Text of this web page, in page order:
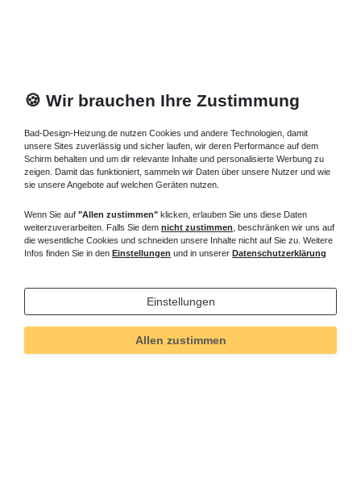
🍪 Wir brauchen Ihre Zustimmung
Bad-Design-Heizung.de nutzen Cookies und andere Technologien, damit
unsere Sites zuverlässig und sicher laufen, wir deren Performance auf dem
Schirm behalten und um dir relevante Inhalte und personalisierte Werbung zu
zeigen. Damit das funktioniert, sammeln wir Daten über unsere Nutzer und wie
sie unsere Angebote auf welchen Geräten nutzen.
Wenn Sie auf "Allen zustimmen" klicken, erlauben Sie uns diese Daten
weiterzuverarbeiten. Falls Sie dem nicht zustimmen , beschränken wir uns auf
die wesentliche Cookies und schneiden unsere Inhalte nicht auf Sie zu. Weitere
Infos finden Sie in den Einstellungen und in unserer Datenschutzerklärung
Einstellungen
Allen zustimmen